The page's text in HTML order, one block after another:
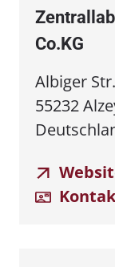
Co.KG
Albiger
55232